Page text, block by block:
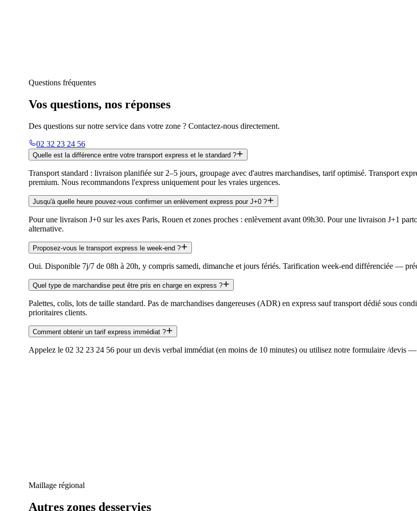
Questions fréquentes
Vos questions, nos réponses
Des questions sur notre service dans votre zone ? Contactez-nous directement.
02 32 23 24 56
Quelle est la différence entre votre transport express et le standard ?
Transport standard : livraison planifiée sur 2–5 jours, groupage avec d'autres marchandises, tarif optimisé. Transport
premium. Nous recommandons l'express uniquement pour les vraies urgences.
Jusqu'à quelle heure pouvez-vous confirmer un enlèvement express pour J+0 ?
Pour une livraison J+0 sur les axes Paris, Rouen et zones proches : enlèvement avant 09h30. Pour une livraison J+1
alternative.
Proposez-vous le transport express le week-end ?
Oui. Disponible 7j/7 de 08h à 20h, y compris samedi, dimanche et jours fériés. Tarification week-end différenciée —
Quel type de marchandise peut être pris en charge en express ?
Palettes, colis, lots de taille standard. Pas de marchandises dangereuses (ADR) en express sauf transport dédié sous
prioritaires clients.
Comment obtenir un tarif express immédiat ?
Appelez le 02 32 23 24 56 pour un devis verbal immédiat (en moins de 10 minutes) ou utilisez notre formulaire /devis —
Maillage régional
Autres zones desservies